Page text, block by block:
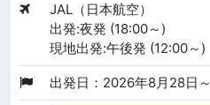
JAL（日本航空）
出発:夜発 (18:00～)
現地出発:午後発 (12:00～)
出発日：2026年8月28日